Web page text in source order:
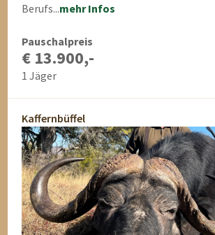
Berufs...mehr Infos
Pauschalpreis
€ 13.900,-
1 Jäger
Kaffernbüffel